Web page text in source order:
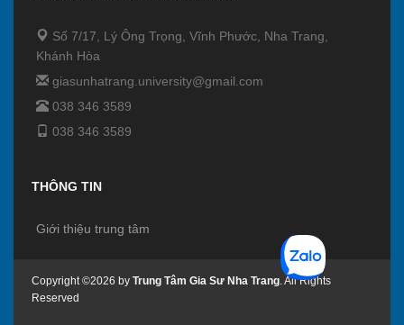
Số 7/17, Lý Ông Trọng, Vĩnh Phước, Nha Trang,
Khánh Hòa
giasunhatrang.university@gmail.com
038 346 3589
038 346 3589
THÔNG TIN
Giới thiệu trung tâm
Copyright ©2026 by Trung Tâm Gia Sư Nha Trang . All Rights
Reserved